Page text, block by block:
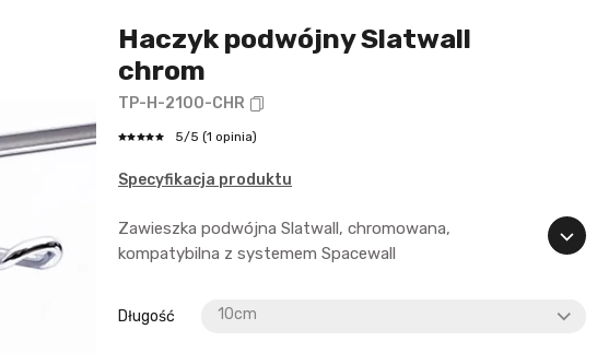
Haczyk podwójny Slatwall
chrom
TP-H-2100-CHR
5/5 (1 opinia)
Specyfikacja produktu
Zawieszka podwójna Slatwall, chromowana,
kompatybilna z systemem Spacewall
Długość